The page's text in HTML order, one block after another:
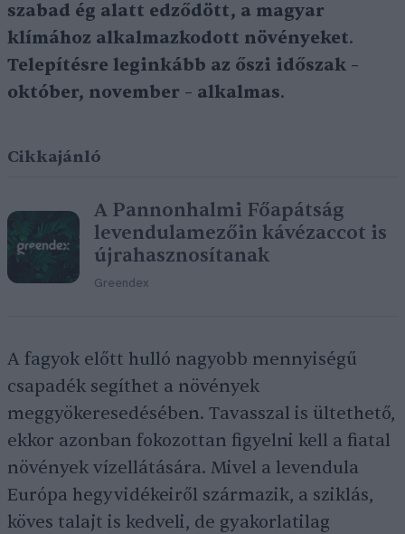
szabad ég alatt edződött, a magyar
klímához alkalmazkodott növényeket.
Telepítésre leginkább az őszi időszak –
október, november – alkalmas.
Cikkajánló
A Pannonhalmi Főapátság
levendulamezőin kávézaccot is
újrahasznosítanak
Greendex
A fagyok előtt hulló nagyobb mennyiségű
csapadék segíthet a növények
meggyökeresedésében. Tavasszal is ültethető,
ekkor azonban fokozottan figyelni kell a fiatal
növények vízellátására. Mivel a levendula
Európa hegyvidékeiről származik, a sziklás,
köves talajt is kedveli, de gyakorlatilag